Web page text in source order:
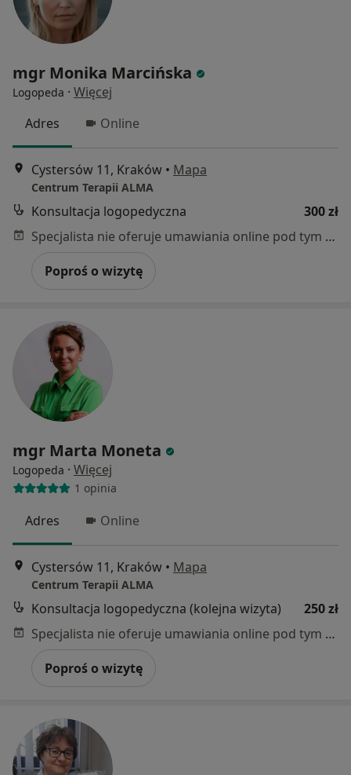
mgr Monika Marcińska
Logopeda · Więcej
Adres
Online
Cystersów 11, Kraków • Mapa
Centrum Terapii ALMA
Konsultacja logopedyczna
300 zł
Specjalista nie oferuje umawiania online pod tym adresem.
Poproś o wizytę
mgr Marta Moneta
Logopeda · Więcej
1 opinia
Adres Online
Cystersów 11, Kraków • Mapa
Centrum Terapii ALMA
Konsultacja logopedyczna (kolejna wizyta)
250 zł
Specjalista nie oferuje umawiania online pod tym adresem.
Poproś o wizytę